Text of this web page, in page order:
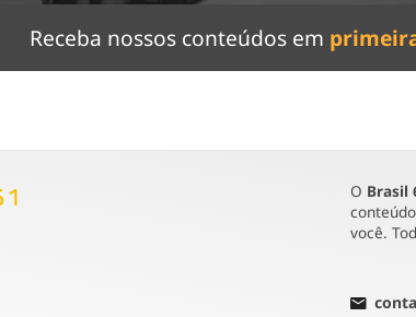
Receba nossos conteúdos em
O Brasil
você.